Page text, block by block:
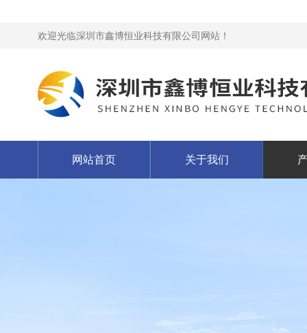
欢迎光临深圳市鑫博恒业科技有限公司网站！
网站首页 关于我们